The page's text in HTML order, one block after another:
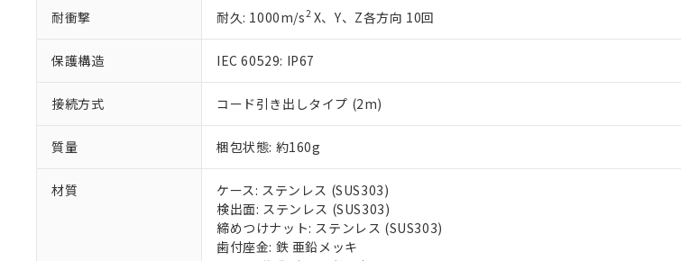
耐衝撃 耐久: 1000m/s2X、Y、Z各方向 10回
保護構造 IEC 60529: IP67
接続方式 コード引き出しタイプ (2m)
質量 梱包状態: 約160g
材質
ケース: ステンレス (SUS303)
検出面: ステンレス (SUS303)
締めつけナット: ステンレス (SUS303)
歯付座金: 鉄 亜鉛メッキ